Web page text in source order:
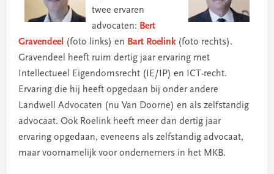
twee ervaren
advocaten: Bert
Gravendeel (foto links) en Bart Roelink(foto rechts).
Gravendeel heeft ruim dertig jaar ervaring met
Intellectueel Eigendomsrecht (IE/IP) en ICT-recht.
Ervaring die hij heeft opgedaan bij onder andere
Landwell Advocaten (nu Van Doorne) en als zelfstandig
advocaat. Ook Roelink heeft meer dan dertig jaar
ervaring opgedaan, eveneens als zelfstandig advocaat,
maar voornamelijk voor ondernemers in het MKB.